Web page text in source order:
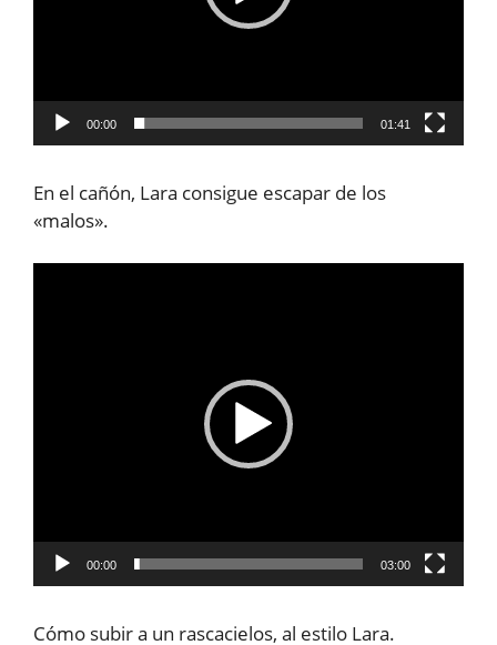
00:00 01:41
En el cañón, Lara consigue escapar de los
«malos».
00:00 03:00
Cómo subir a un rascacielos, al estilo Lara.